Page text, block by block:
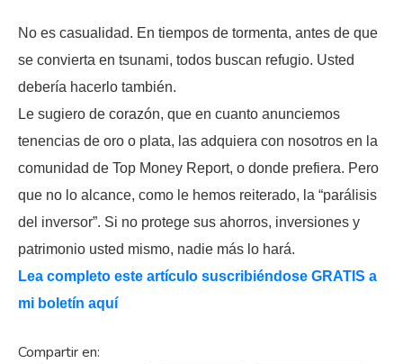
No es casualidad. En tiempos de tormenta, antes de que
se convierta en tsunami, todos buscan refugio. Usted
debería hacerlo también.
Le sugiero de corazón, que en cuanto anunciemos
tenencias de oro o plata, las adquiera con nosotros en la
comunidad de Top Money Report, o donde prefiera. Pero
que no lo alcance, como le hemos reiterado, la “parálisis
del inversor”. Si no protege sus ahorros, inversiones y
patrimonio usted mismo, nadie más lo hará.
Lea completo este artículo suscribiéndose GRATIS a
mi boletín aquí